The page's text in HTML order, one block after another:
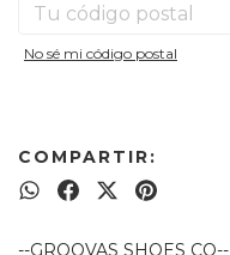
No sé mi código postal
COMPARTIR:
--GROOVAS SHOES CO--